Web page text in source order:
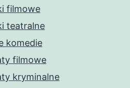
filmowe
teatralne
komedie
filmowe
kryminalne